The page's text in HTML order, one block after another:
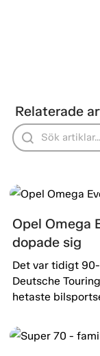
Relaterade
Opel Omega
dopade sig
Det var tidigt
Deutsche
hetaste